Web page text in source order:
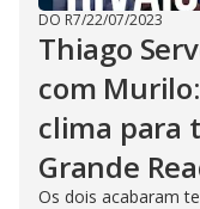
DO R7/22/07/2023
Thiago
com
clima para
Grande
Os dois acabaram